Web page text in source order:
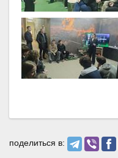
поделиться в: